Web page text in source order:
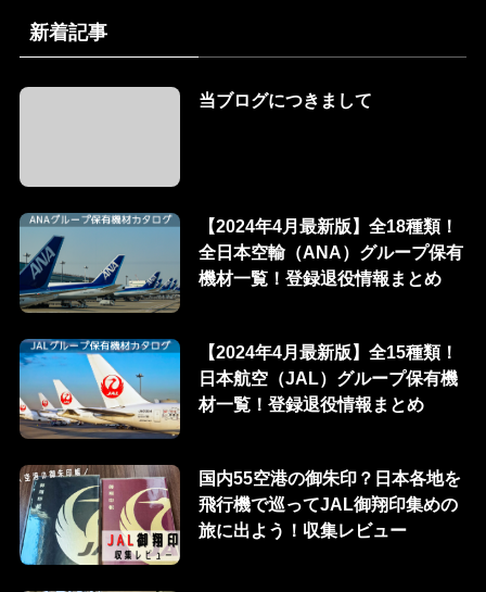
新着記事
当ブログにつきまして
【2024年4月最新版】全18種類！
全日本空輸（ANA）グループ保有
機材一覧！登録退役情報まとめ
【2024年4月最新版】全15種類！
日本航空（JAL）グループ保有機
材一覧！登録退役情報まとめ
国内55空港の御朱印？日本各地を
飛行機で巡ってJAL御翔印集めの
旅に出よう！収集レビュー